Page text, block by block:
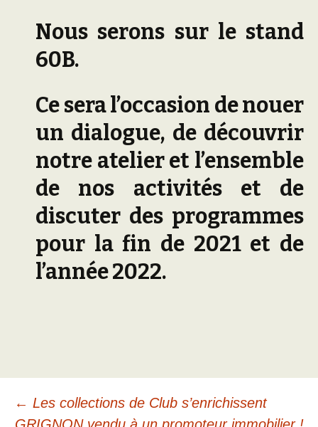
Nous serons sur le stand
60B.
Ce sera l’occasion de nouer
un dialogue, de découvrir
notre atelier et l’ensemble
de nos activités et de
discuter des programmes
pour la fin de 2021 et de
l’année 2022.
Navigation
← Les collections de Club s’enrichissent
GRIGNON vendu à un promoteur immobilier !